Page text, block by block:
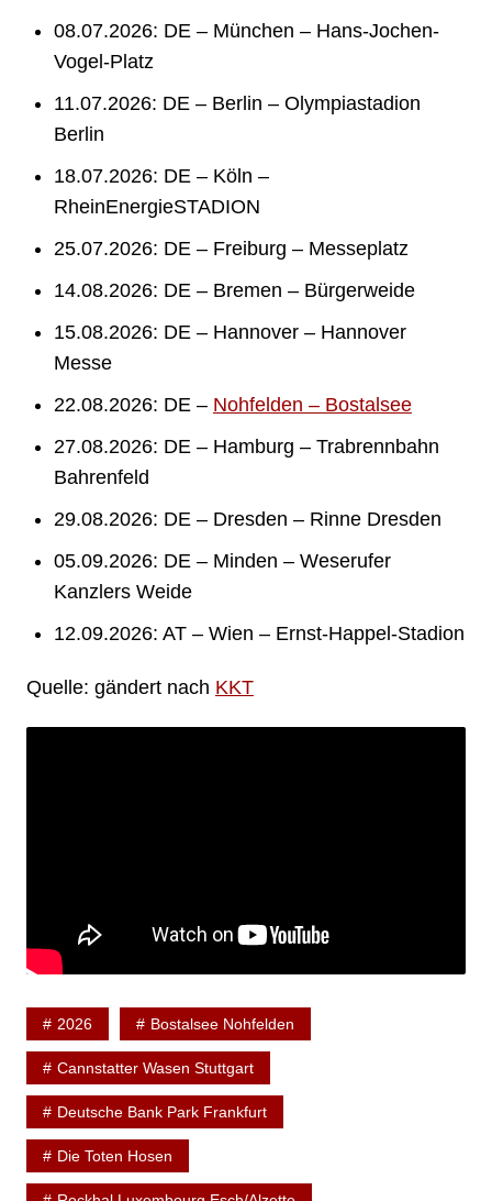
08.07.2026: DE – München – Hans-Jochen-
Vogel-Platz
11.07.2026: DE – Berlin – Olympiastadion
Berlin
18.07.2026: DE – Köln –
RheinEnergieSTADION
25.07.2026: DE – Freiburg – Messeplatz
14.08.2026: DE – Bremen – Bürgerweide
15.08.2026: DE – Hannover – Hannover
Messe
22.08.2026: DE – Nohfelden – Bostalsee
27.08.2026: DE – Hamburg – Trabrennbahn
Bahrenfeld
29.08.2026: DE – Dresden – Rinne Dresden
05.09.2026: DE – Minden – Weserufer
Kanzlers Weide
12.09.2026: AT – Wien – Ernst-Happel-Stadion
Quelle: gändert nach KKT
2026 Bostalsee Nohfelden
Cannstatter Wasen Stuttgart
Deutsche Bank Park Frankfurt
Die Toten Hosen